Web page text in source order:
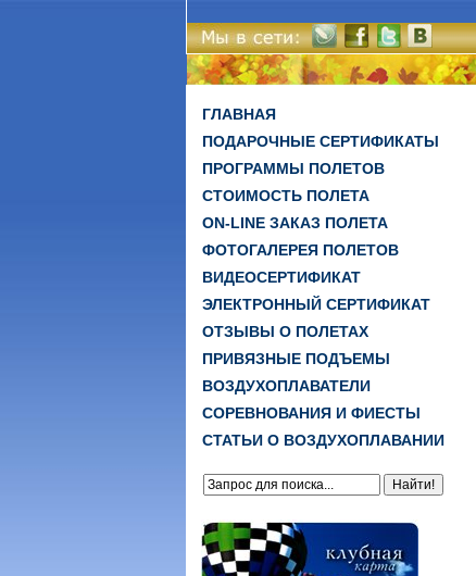
ГЛАВНАЯ
ПОДАРОЧНЫЕ СЕРТИФИКАТЫ
ПРОГРАММЫ ПОЛЕТОВ
СТОИМОСТЬ ПОЛЕТА
ON-LINE ЗАКАЗ ПОЛЕТА
ФОТОГАЛЕРЕЯ ПОЛЕТОВ
ВИДЕОСЕРТИФИКАТ
ЭЛЕКТРОННЫЙ СЕРТИФИКАТ
ОТЗЫВЫ О ПОЛЕТАХ
ПРИВЯЗНЫЕ ПОДЪЕМЫ
ВОЗДУХОПЛАВАТЕЛИ
СОРЕВНОВАНИЯ И ФИЕСТЫ
СТАТЬИ О ВОЗДУХОПЛАВАНИИ